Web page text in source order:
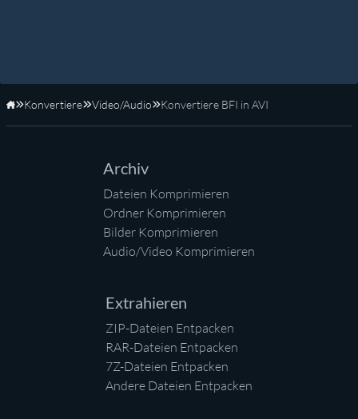
Startseite
Konvertiere Video/Audio Konvertiere BFI in AVI
Archiv
Dateien Komprimieren
Ordner Komprimieren
Bilder Komprimieren
Audio/Video Komprimieren
Extrahieren
ZIP-Dateien Entpacken
RAR-Dateien Entpacken
7Z-Dateien Entpacken
Andere Dateien Entpacken